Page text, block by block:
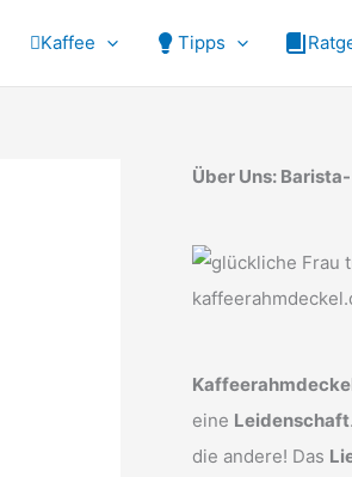
Kaffee Tipps
Über Uns:
eine Leidenschaft.
die andere! Das